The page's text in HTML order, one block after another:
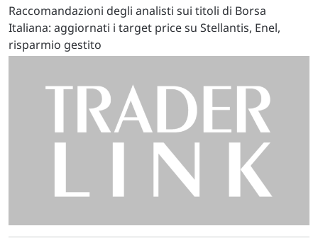
Raccomandazioni degli analisti sui titoli di Borsa
Italiana: aggiornati i target price su Stellantis, Enel,
risparmio gestito